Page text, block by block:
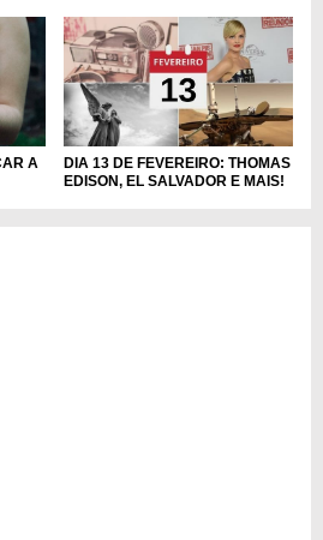
A
DIA 13 DE FEVEREIRO: THOMAS
EDISON, EL SALVADOR E MAIS!